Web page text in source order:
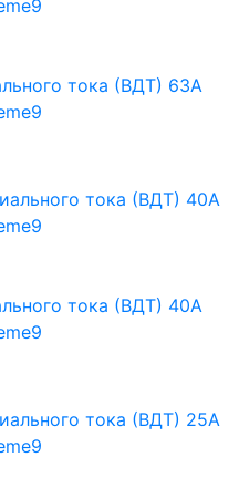
тока (ВДТ) 63A
тока (ВДТ) 40A